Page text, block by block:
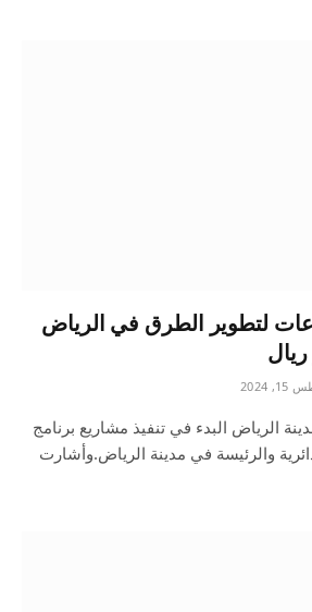
4 مشروعات لتطوير الطرق في الرياض
2024
الرياض البدء في تنفيذ مشاريع برنامج
والرئيسة في مدينة الرياض.وأشارت